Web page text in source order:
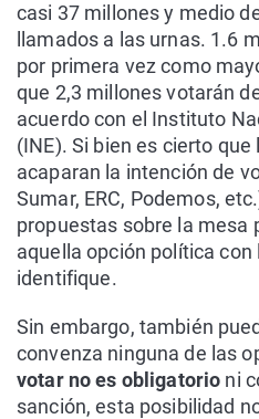
casi 37 millones y medio
llamados a las urnas. 1.6
por primera vez como
que 2,3 millones votarán
acuerdo con el Instituto
(INE). Si bien es cierto
acaparan la intención de
Sumar, ERC, Podemos,
propuestas sobre la mesa
aquella opción política con
identifique.
Sin embargo, también
convenza ninguna de las
votar no es obligatorio ni
sanción, esta posibilidad